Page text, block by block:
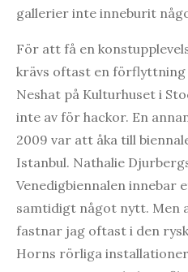
gallerier inte inneburit
För att få en
krävs oftast en
Neshat på Kulturhuset i
inte av för hackor. En
2009 var att åka till
Istanbul. Nathalie
Venedigbiennalen innebar
samtidigt något nytt. Men
fastnar jag oftast i den
Horns rörliga